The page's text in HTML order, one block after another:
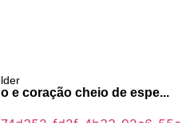
e coração cheio de espe...